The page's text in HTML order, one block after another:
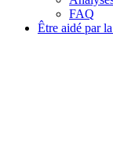
FAQ
Être aidé par